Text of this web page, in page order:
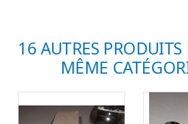
16 AUTRES PRODUITS
MÊME